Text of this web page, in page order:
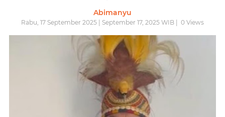
Abimanyu
Rabu, 17 September 2025 | September 17, 2025 WIB | 0 Views